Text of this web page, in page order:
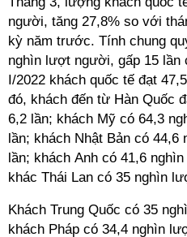
người, tăng 27,8% so với
kỳ năm trước. Tính chung
nghìn lượt người, gấp 15
I/2022 khách quốc tế đạt
đó, khách đến từ Hàn Quốc
6,2 lần; khách Mỹ có 64,3
lần; khách Nhật Bản có
lần; khách Anh có 41,6
khác Thái Lan có 35 nghìn
Khách Trung Quốc có 35
khách Pháp có 34,4 nghìn